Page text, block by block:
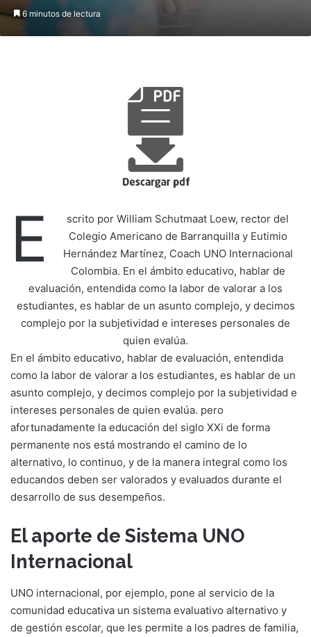
6 minutos de lectura
E
scrito por William Schutmaat Loew, rector del
Colegio Americano de Barranquilla y Eutimio
Hernández Martínez, Coach UNO Internacional
Colombia. En el ámbito educativo, hablar de
evaluación, entendida como la labor de valorar a los
estudiantes, es hablar de un asunto complejo, y decimos
complejo por la subjetividad e intereses personales de
quien evalúa.
En el ámbito educativo, hablar de evaluación, entendida
como la labor de valorar a los estudiantes, es hablar de un
asunto complejo, y decimos complejo por la subjetividad e
intereses personales de quien evalúa. pero
afortunadamente la educación del siglo XXi de forma
permanente nos está mostrando el camino de lo
alternativo, lo continuo, y de la manera integral como los
educandos deben ser valorados y evaluados durante el
desarrollo de sus desempeños.
El aporte de Sistema UNO
Internacional
UNO internacional, por ejemplo, pone al servicio de la
comunidad educativa un sistema evaluativo alternativo y
de gestión escolar, que les permite a los padres de familia,